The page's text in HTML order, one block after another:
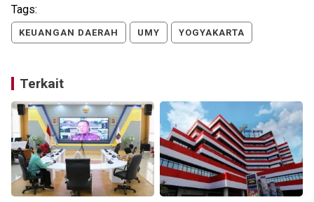
Tags:
KEUANGAN DAERAH UMY YOGYAKARTA
Terkait